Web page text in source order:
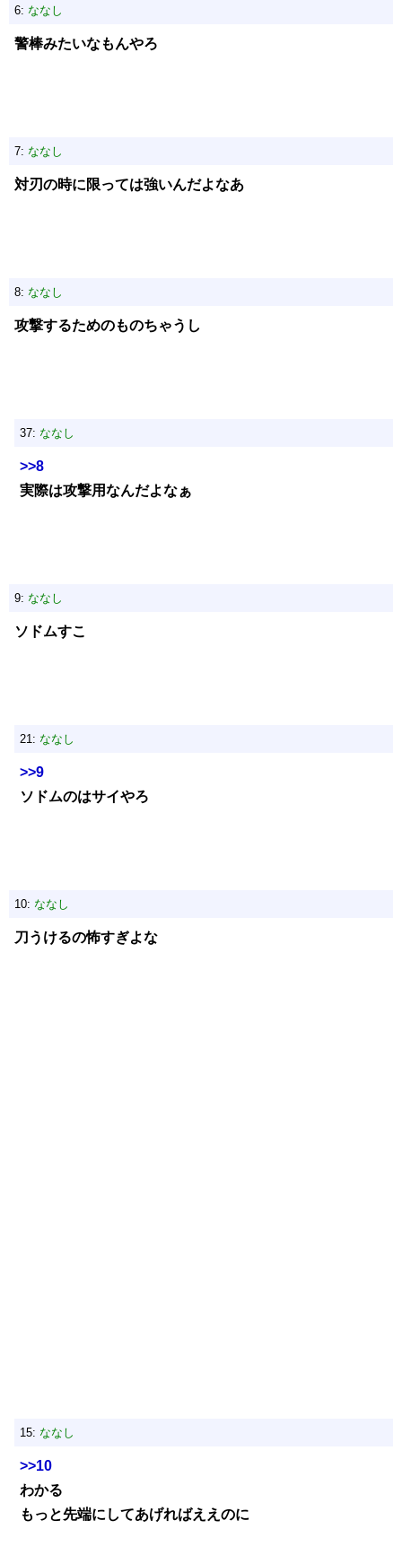
6: ななし
警棒みたいなもんやろ
7: ななし
対刃の時に限っては強いんだよなあ
8: ななし
攻撃するためのものちゃうし
37: ななし
>>8
実際は攻撃用なんだよなぁ
9: ななし
ソドムすこ
21: ななし
>>9
ソドムのはサイやろ
10: ななし
刀うけるの怖すぎよな
15: ななし
>>10
わかる
もっと先端にしてあげればええのに